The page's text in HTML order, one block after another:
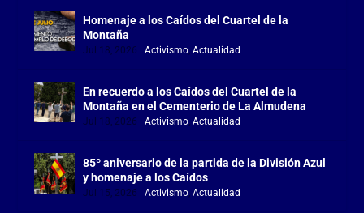
Homenaje a los Caídos del Cuartel de la
Montaña
Jul 18, 2026 |Activismo ,Actualidad
En recuerdo a los Caídos del Cuartel de la
Montaña en el Cementerio de La Almudena
Jul 18, 2026 |Activismo ,Actualidad
85º aniversario de la partida de la División Azul
y homenaje a los Caídos
Jul 15, 2026 |Activismo ,Actualidad